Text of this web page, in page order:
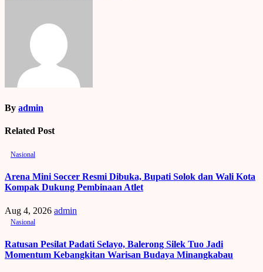
By admin
Related Post
Nasional
Arena Mini Soccer Resmi Dibuka, Bupati Solok dan Wali Kota
Kompak Dukung Pembinaan Atlet
Aug 4, 2026 admin
Nasional
Ratusan Pesilat Padati Selayo, Balerong Silek Tuo Jadi
Momentum Kebangkitan Warisan Budaya Minangkabau